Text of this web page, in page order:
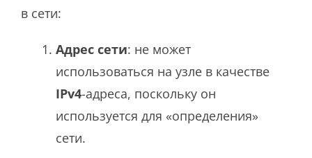
в сети:
Адрес сети: не может
использоваться на узле в качестве
IPv4-адреса, поскольку он
используется для «определения»
сети.